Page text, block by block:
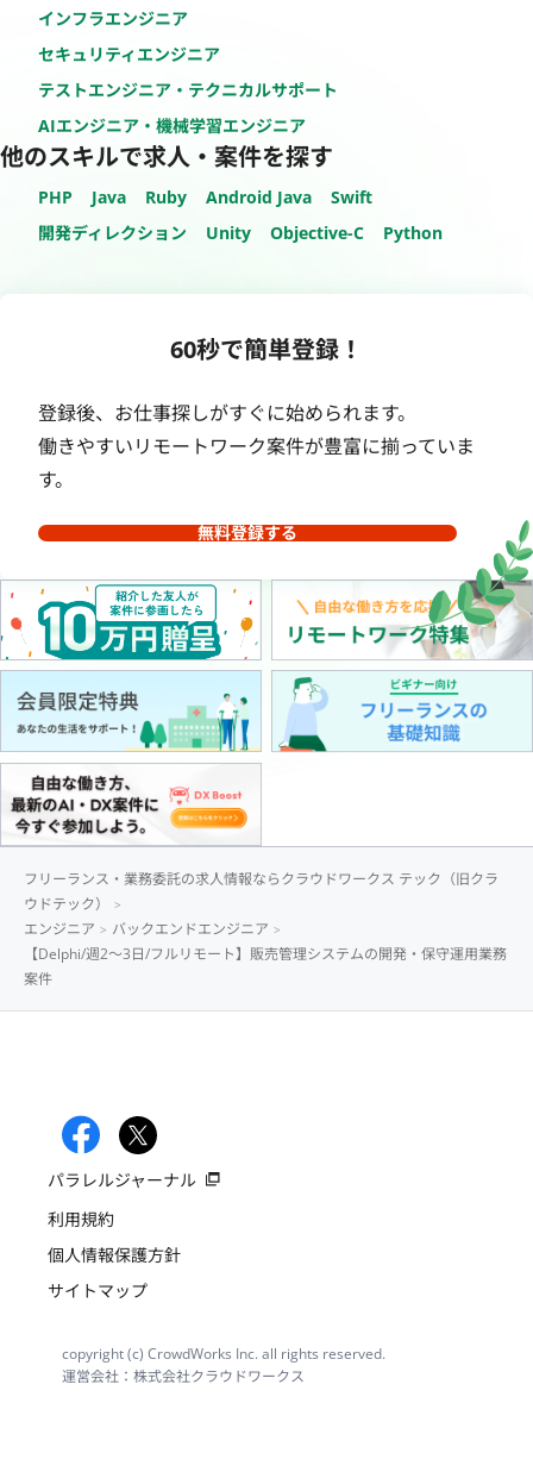
インフラエンジニア
セキュリティエンジニア
テストエンジニア・テクニカルサポート
AIエンジニア・機械学習エンジニア
他のスキルで求人・案件を探す
PHP Java Ruby Android Java
Swift
開発ディレクション
Unity Objective-C Python
60秒で簡単登録！
登録後、お仕事探しがすぐに始められます。
働きやすいリモートワーク案件が豊富に揃っていま
す。
無料登録する
フリーランス・業務委託の求人情報ならクラウドワークス テック（旧クラ
ウドテック）
エンジニア
バックエンドエンジニア
【Delphi/週2〜3日/フルリモート】販売管理システムの開発・保守運用業務
案件
パラレルジャーナル
利用規約
個人情報保護方針
サイトマップ
copyright (c) CrowdWorks Inc. all rights reserved.
運営会社：株式会社クラウドワークス